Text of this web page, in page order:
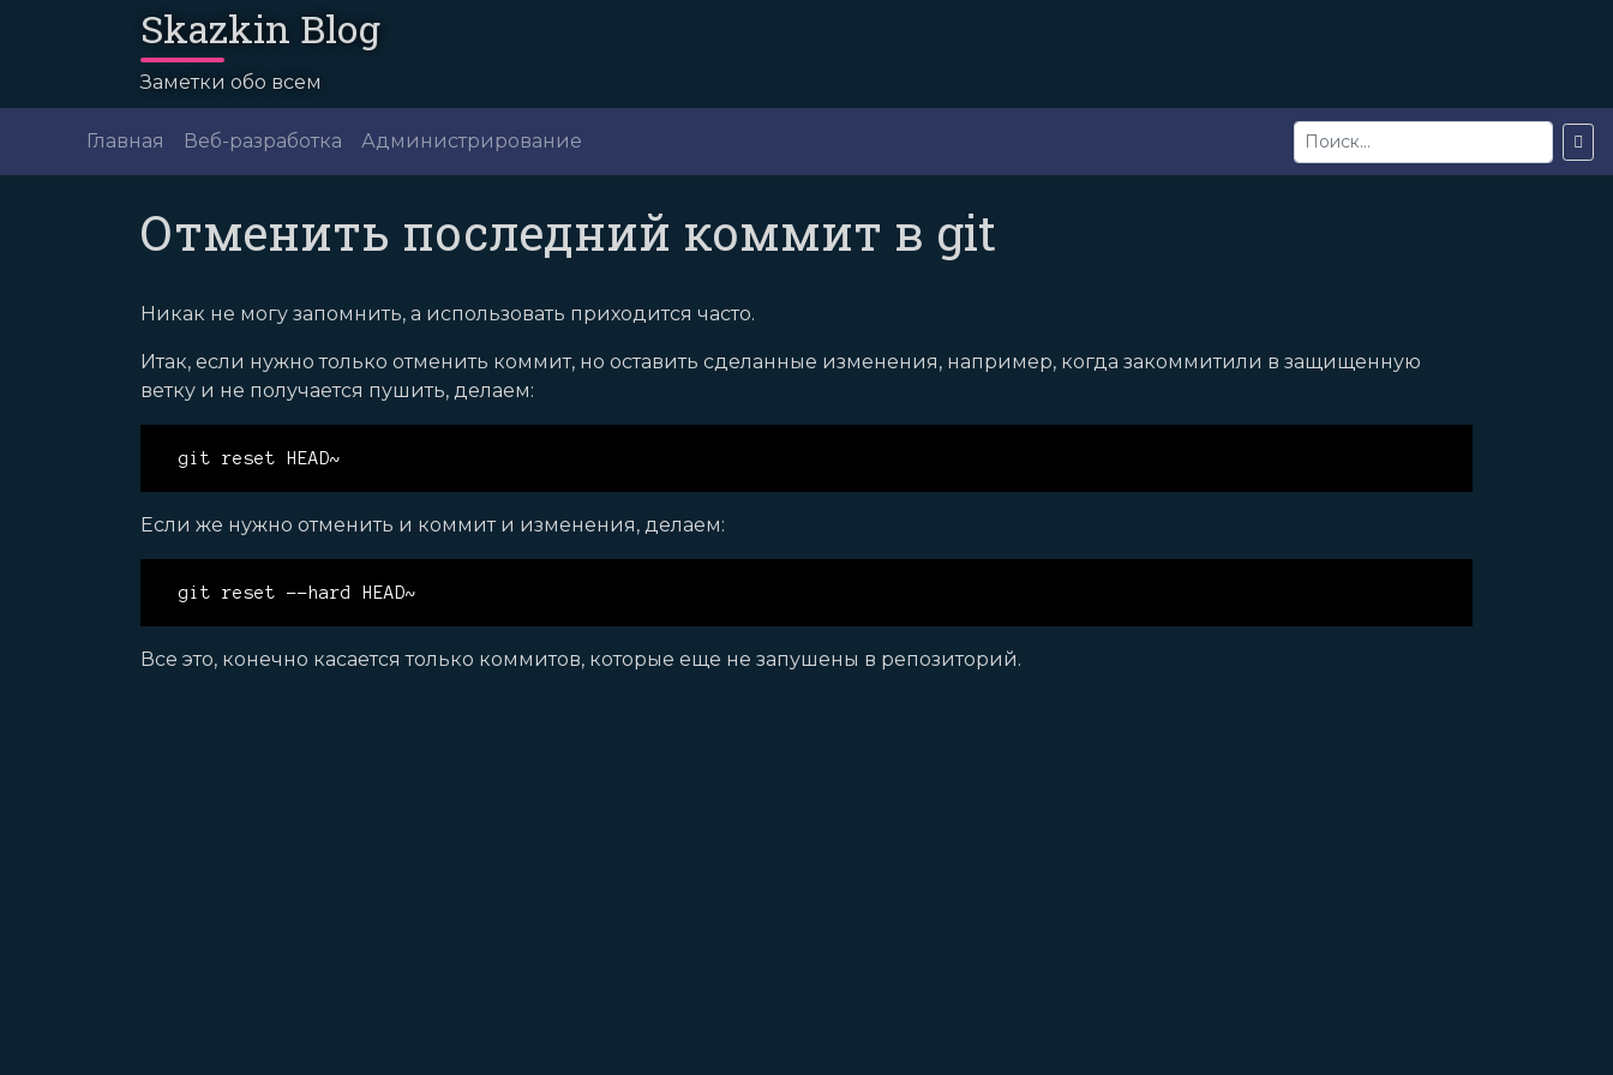
Skazkin Blog
Заметки обо всем
Главная Веб-разработка Администрирование
Отменить последний коммит в git
Никак не могу запомнить, а использовать приходится часто.
Итак, если нужно только отменить коммит, но оставить сделанные изменения, например, когда закоммитили в защищенную
ветку и не получается пушить, делаем:
git reset HEAD~
Если же нужно отменить и коммит и изменения, делаем:
git reset --hard HEAD~
Все это, конечно касается только коммитов, которые еще не запушены в репозиторий.